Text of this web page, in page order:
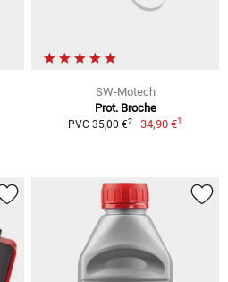
SW-Motech
Prot. Broche
PVC 35,00 €2 34,90 €1